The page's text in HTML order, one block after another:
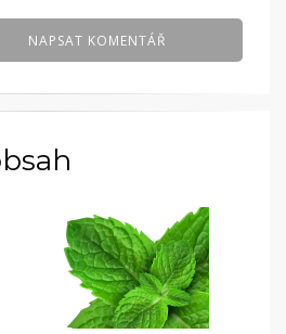
NAPSAT KOMENTÁŘ